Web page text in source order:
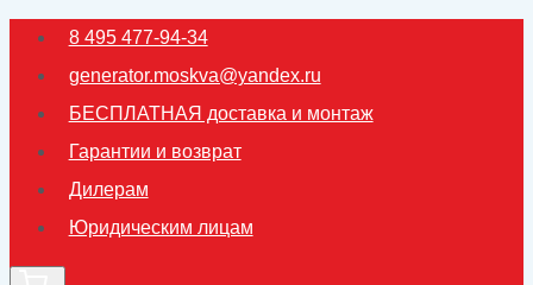
Перейти
содержимому
8 495 477-94-34
generator.moskva@yandex.ru
БЕСПЛАТНАЯ доставка и монтаж
Гарантии и возврат
Дилерам
Юридическим лицам